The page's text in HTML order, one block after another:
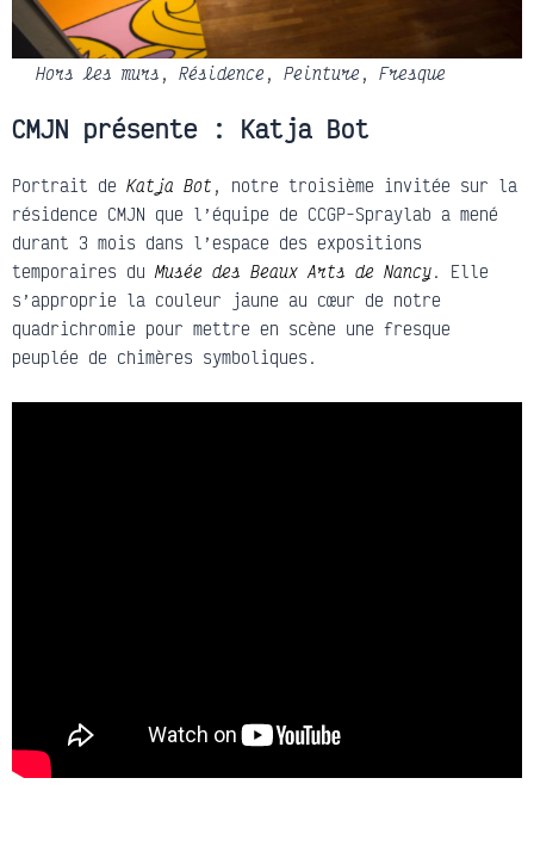
Hors les murs , Résidence , Peinture , Fresque
CMJN présente : Katja Bot
Portrait de Katja Bot , notre troisième invitée sur la
résidence CMJN que l’équipe de CCGP-Spraylab a mené
durant 3 mois dans l’espace des expositions
temporaires du Musée des Beaux Arts de Nancy. Elle
s’approprie la couleur jaune au cœur de notre
quadrichromie pour mettre en scène une fresque
peuplée de chimères symboliques.